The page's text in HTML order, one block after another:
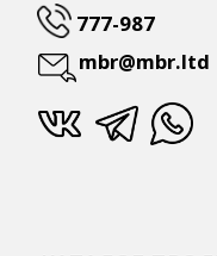
СПЕЦПРЕДЛОЖЕНИЯ
Профессиональная химия
Одноразовая посуда и
Мебель из нержавеющей